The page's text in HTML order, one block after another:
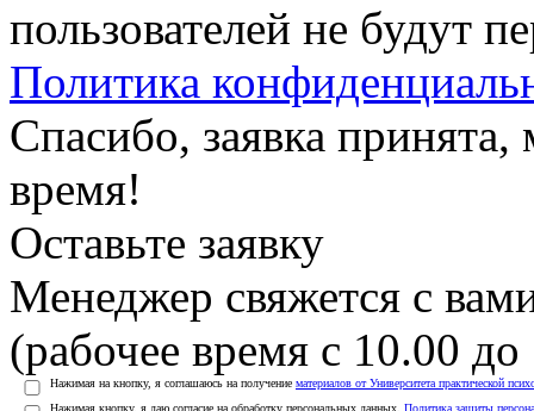
пользователей не будут
Политика
Спасибо, заявка
время!
Оставьте заявку
Менеджер свяжется с
(рабочее время с 10.00
Нажимая на кнопку, я соглашаюсь на получение материалов от Университета практической
Нажимая кнопку, я даю согласие на обработку персональных данных. Политика защиты